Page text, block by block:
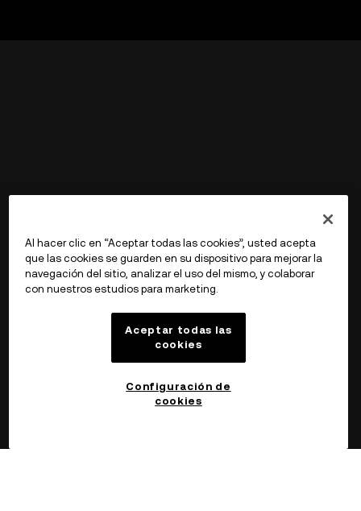
Al hacer clic en “Aceptar todas las cookies”, usted acepta
que las cookies se guarden en su dispositivo para mejorar la
navegación del sitio, analizar el uso del mismo, y colaborar
con nuestros estudios para marketing.
Aceptar todas las
cookies
Configuración de
cookies